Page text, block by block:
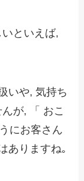
といえば,
いや, 気持ち
が, 「 おこ
にお客さん
ありますね｡